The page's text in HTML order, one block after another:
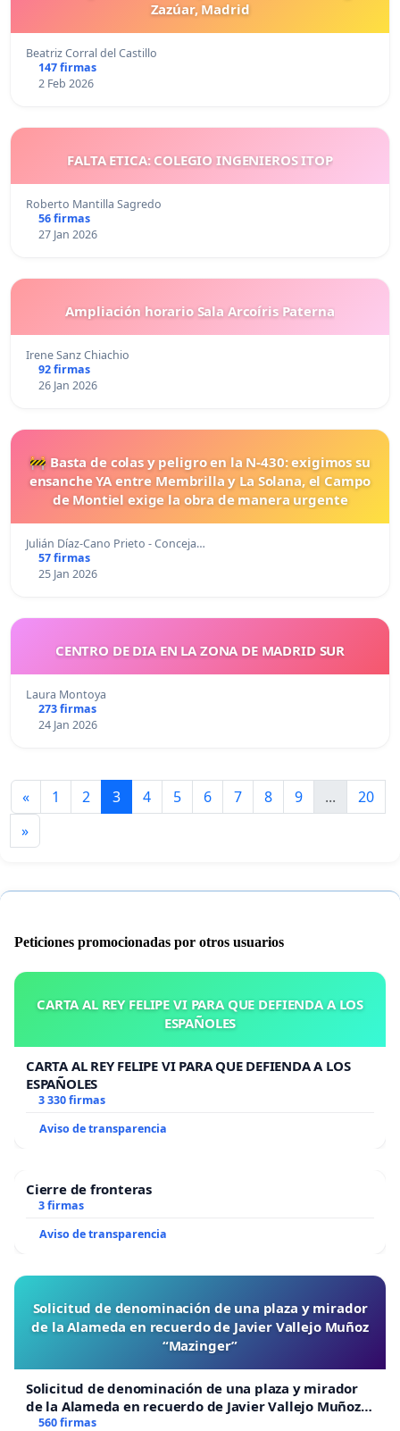
Zazúar, Madrid
Beatriz Corral del Castillo
147 firmas
2 Feb 2026
FALTA ETICA: COLEGIO INGENIEROS ITOP
Roberto Mantilla Sagredo
56 firmas
27 Jan 2026
Ampliación horario Sala Arcoíris Paterna
Irene Sanz Chiachio
92 firmas
26 Jan 2026
🚧 Basta de colas y peligro en la N-430: exigimos su
ensanche YA entre Membrilla y La Solana, el Campo
de Montiel exige la obra de manera urgente
Julián Díaz-Cano Prieto - Conceja…
57 firmas
25 Jan 2026
CENTRO DE DIA EN LA ZONA DE MADRID SUR
Laura Montoya
273 firmas
24 Jan 2026
« 1 2 3 4 5 6 7 8 9 ...
20
»
Peticiones promocionadas por otros usuarios
CARTA AL REY FELIPE VI PARA QUE DEFIENDA A LOS
ESPAÑOLES
CARTA AL REY FELIPE VI PARA QUE DEFIENDA A LOS
ESPAÑOLES
3 330 firmas
Aviso de transparencia
Cierre de fronteras
3 firmas
Aviso de transparencia
Solicitud de denominación de una plaza y mirador
de la Alameda en recuerdo de Javier Vallejo Muñoz
“Mazinger”
Solicitud de denominación de una plaza y mirador
de la Alameda en recuerdo de Javier Vallejo Muñoz
“Mazinger”
560 firmas